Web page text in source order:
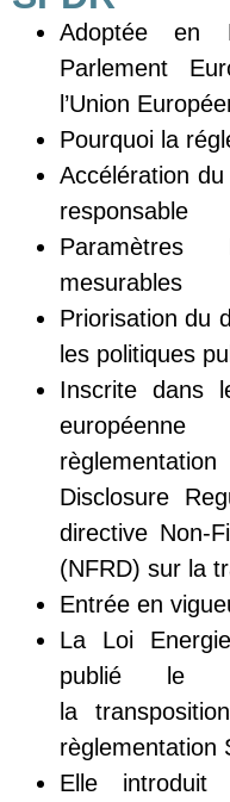
Adoptée en
Parlement
l’Union
Pourquoi la
Accélération
responsable
mesurables
Priorisation du
les politiques
Inscrite dans
Disclosure
directive Non-
(NFRD) sur la
Entrée en
La Loi
publié le
la
règlementation
Elle introduit